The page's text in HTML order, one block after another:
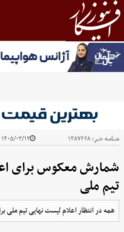
شناسه خبر:۱۳۸۷۶۶۸ ۱۴۰۵/۰۳/۱۲ - ۰۲:۴۰
شمارش معکوس برای
تیم ملی
همه در انتظار اعلام لیست نهایی تیم ملی